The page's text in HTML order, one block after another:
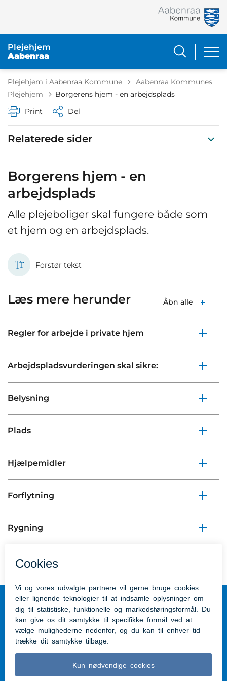
Plejehjem
Aabenraa
Plejehjem i Aabenraa Kommune Tilbage til
Aabenraa Kommunes
Plejehjem
Borgerens hjem - en arbejdsplads
Print
Del
Relaterede sider
Borgerens hjem - en
arbejdsplads
Alle plejeboliger skal fungere både som
et hjem og en arbejdsplads.
Forstør tekst
Læs mere herunder Åbn alle
Regler for arbejde i private hjem
Arbejdspladsvurderingen skal sikre:
Belysning
Plads
Hjælpemidler
Forflytning
Rygning
Plejehjem Aabenraa
Kom hurtigt til
Aabenraa Kommunes hjemmeside